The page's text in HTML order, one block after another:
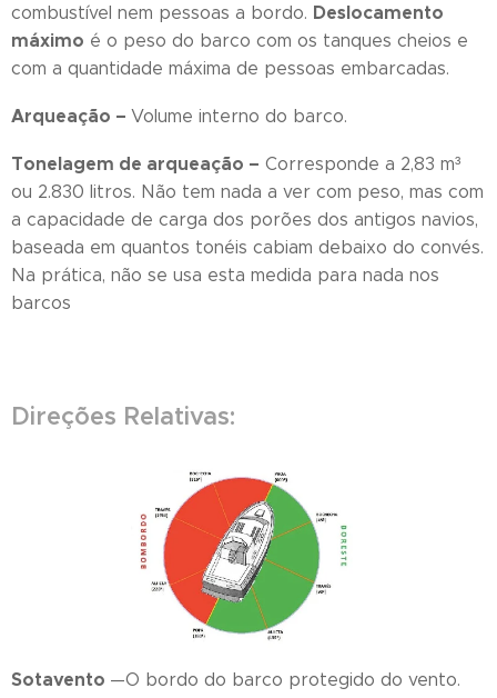
combustível nem pessoas a bordo. Deslocamento
máximo é o peso do barco com os tanques cheios e
com a quantidade máxima de pessoas embarcadas.
Arqueação – Volume interno do barco.
Tonelagem de arqueação – Corresponde a 2,83 m³
ou 2.830 litros. Não tem nada a ver com peso, mas com
a capacidade de carga dos porões dos antigos navios,
baseada em quantos tonéis cabiam debaixo do convés.
Na prática, não se usa esta medida para nada nos
barcos
Direções Relativas:
Sotavento —O bordo do barco protegido do vento.